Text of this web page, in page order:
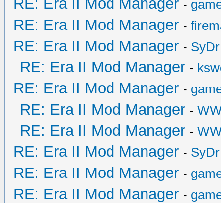
RE: Era II Mod Manager -
RE: Era II Mod Manager -
RE: Era II Mod Manager - SyDr
RE: Era II Mod Manager -
RE: Era II Mod Manager -
RE: Era II Mod Manager -
RE: Era II Mod Manager -
RE: Era II Mod Manager - SyDr
RE: Era II Mod Manager -
RE: Era II Mod Manager -